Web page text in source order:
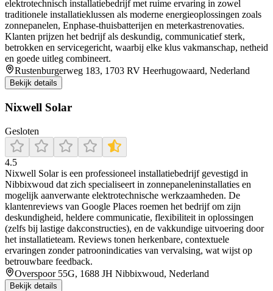
elektrotechnisch installatiebedrijf met ruime ervaring in zowel
traditionele installatieklussen als moderne energieoplossingen zoals
zonnepanelen, Enphase-thuisbatterijen en meterkastrenovaties.
Klanten prijzen het bedrijf als deskundig, communicatief sterk,
betrokken en servicegericht, waarbij elke klus vakmanschap, netheid
en goede uitleg combineert.
Rustenburgerweg 183, 1703 RV Heerhugowaard, Nederland
Bekijk details
Nixwell Solar
Gesloten
4.5
Nixwell Solar is een professioneel installatiebedrijf gevestigd in
Nibbixwoud dat zich specialiseert in zonnepaneleninstallaties en
mogelijk aanverwante elektrotechnische werkzaamheden. De
klantenreviews van Google Places roemen het bedrijf om zijn
deskundigheid, heldere communicatie, flexibiliteit in oplossingen
(zelfs bij lastige dakconstructies), en de vakkundige uitvoering door
het installatieteam. Reviews tonen herkenbare, contextuele
ervaringen zonder patroonindicaties van vervalsing, wat wijst op
betrouwbare feedback.
Overspoor 55G, 1688 JH Nibbixwoud, Nederland
Bekijk details